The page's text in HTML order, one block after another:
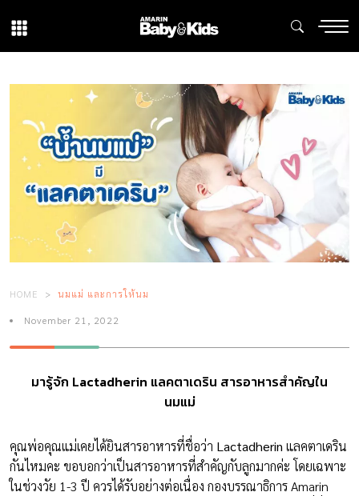
HOME นมแม่ และการให้นม
November 21, 2022
มารู้จัก Lactadherin แลคตาเดริน สารอาหารสำคัญใน
นมแม่
คุณพ่อคุณแม่เคยได้ยินสารอาหารที่ชื่อว่า Lactadherin แลคตาเดริน
กันไหมคะ ขอบอกว่าเป็นสารอาหารที่สำคัญกับลูกมากค่ะ โดยเฉพาะ
ในช่วงวัย 1-3 ปี ควรได้รับอย่างต่อเนื่อง กองบรรณาธิการ Amarin